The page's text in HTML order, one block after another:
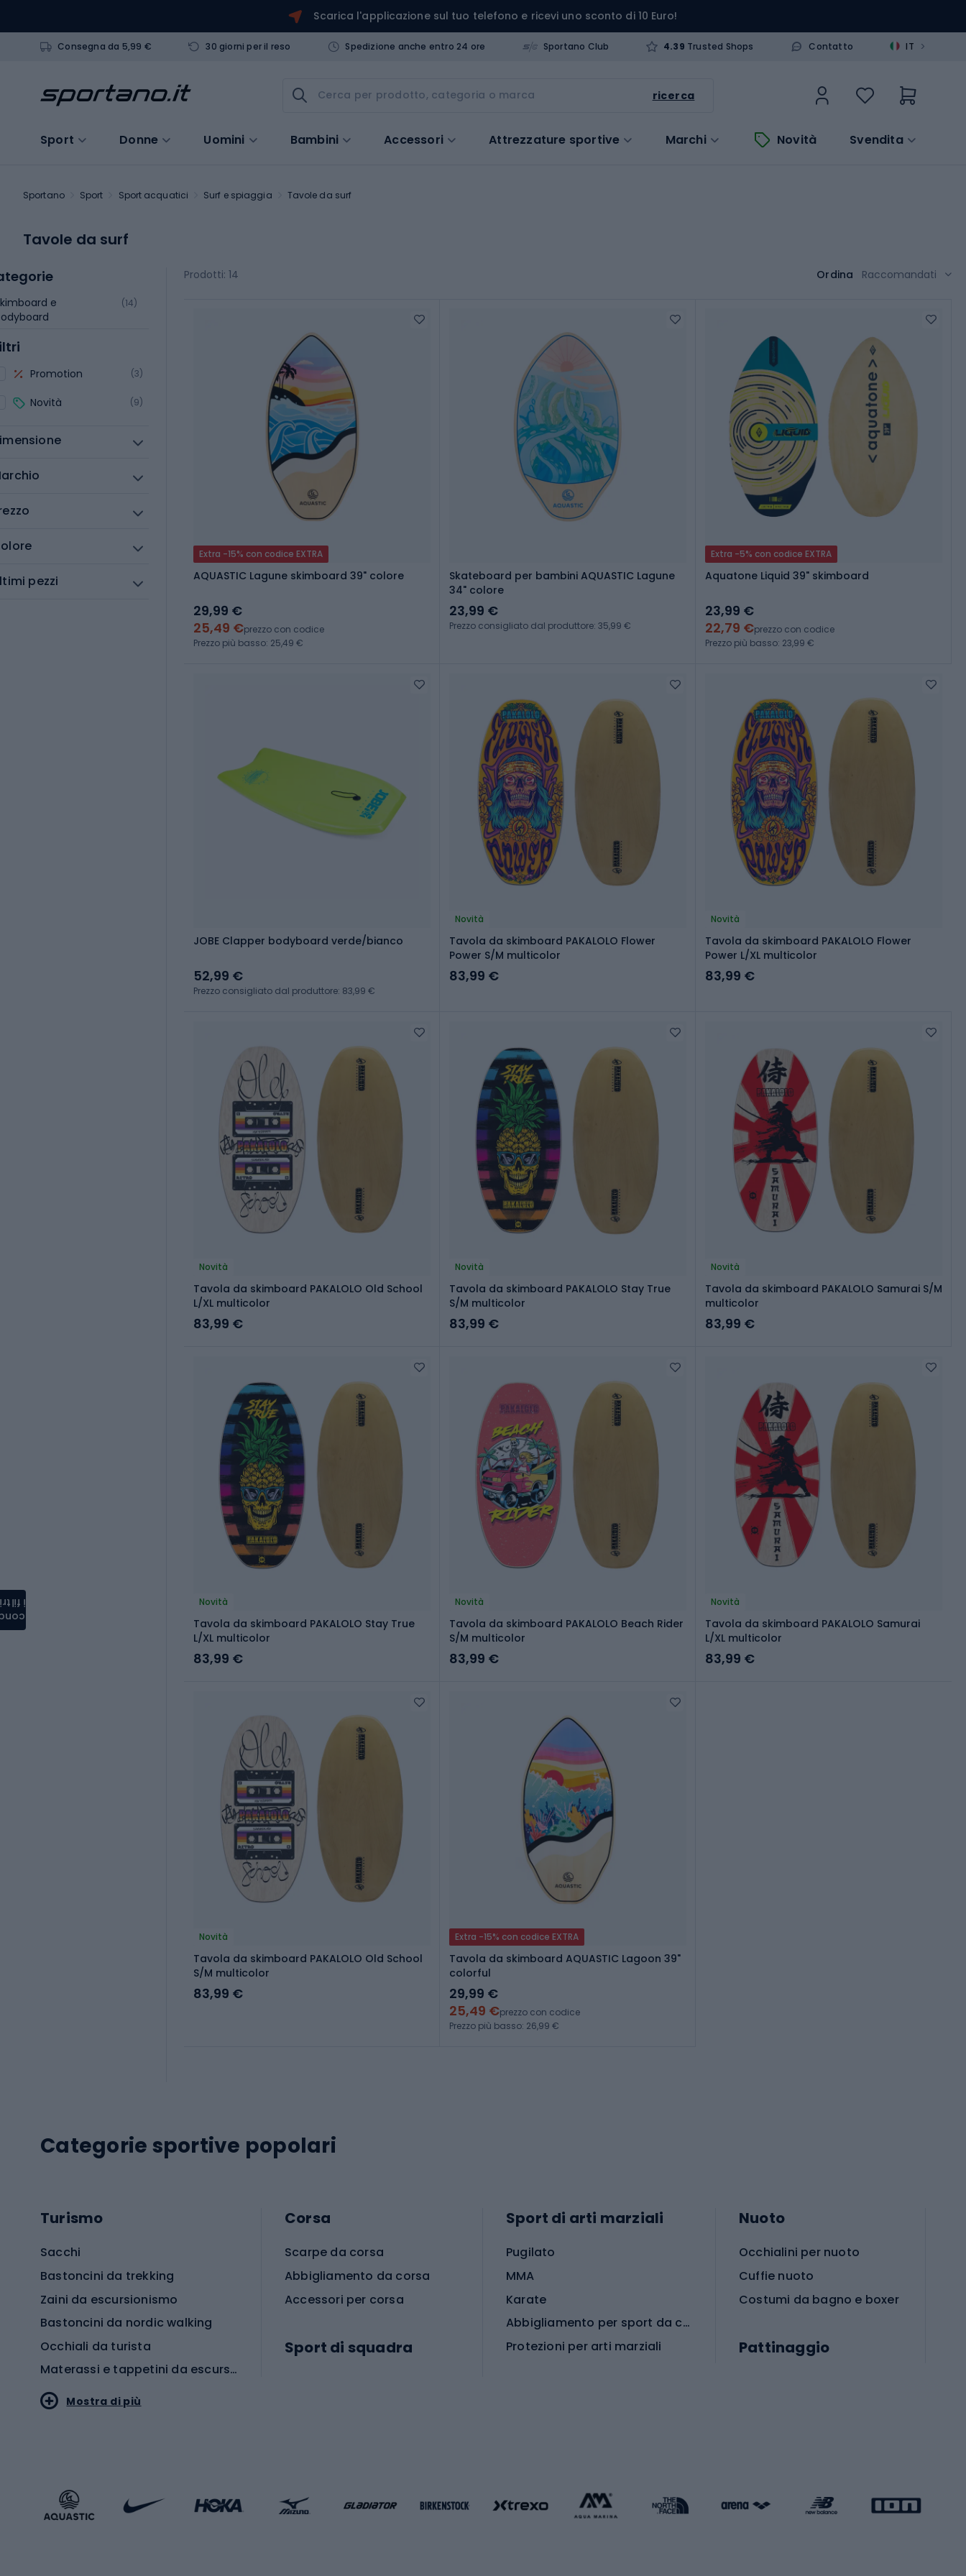
Scarica l'applicazione sul tuo telefono e ricevi uno sconto di 10 Euro!
Consegna da 5,99 € 30 giorni per il reso Spedizione anche entro 24 ore Sportano Club 4.39 Trusted Shops Contatto IT >
ricerca
Sport Donne Uomini Bambini Accessori Attrezzature sportive Marchi Novità Svendita
Sportano Sport Sport acquatici Surf e spiaggia Tavole da surf
Tavole da surf
e
(14)
Promotion (3)
Novità (9)
pezzi
Prodotti: 14 Ordina Raccomandati
Extra -15% con codice EXTRA
AQUASTIC Lagune skimboard 39" colore
29,99 €
25,49 €prezzo con codice
Prezzo più basso: 25,49 €
Skateboard per bambini AQUASTIC Lagune
34" colore
23,99 €
Prezzo consigliato dal produttore: 35,99 €
Extra -5% con codice EXTRA
Aquatone Liquid 39" skimboard
23,99 €
22,79 €prezzo con codice
Prezzo più basso: 23,99 €
JOBE Clapper bodyboard verde/bianco
52,99 €
Prezzo consigliato dal produttore: 83,99 €
Novità
Tavola da skimboard PAKALOLO Flower
Power S/M multicolor
83,99 €
Novità
Tavola da skimboard PAKALOLO Flower
Power L/XL multicolor
83,99 €
Novità
Tavola da skimboard PAKALOLO Old School
L/XL multicolor
83,99 €
Novità
Tavola da skimboard PAKALOLO Stay True
S/M multicolor
83,99 €
Novità
Tavola da skimboard PAKALOLO Samurai S/M
multicolor
83,99 €
Novità
Tavola da skimboard PAKALOLO Stay True
L/XL multicolor
83,99 €
Novità
Tavola da skimboard PAKALOLO Beach Rider
S/M multicolor
83,99 €
Novità
Tavola da skimboard PAKALOLO Samurai
L/XL multicolor
83,99 €
Novità
Tavola da skimboard PAKALOLO Old School
S/M multicolor
83,99 €
Extra -15% con codice EXTRA
Tavola da skimboard AQUASTIC Lagoon 39"
colorful
29,99 €
25,49 €prezzo con codice
Prezzo più basso: 26,99 €
i filtri
Categorie sportive popolari
Turismo
Sacchi
Bastoncini da trekking
Zaini da escursionismo
Bastoncini da nordic walking
Occhiali da turista
Materassi e tappetini da escursionismo
Accessori Sportstyle
Corsa
Scarpe da corsa
Abbigliamento da corsa
Accessori per corsa
Sport di squadra
Abbigliamento da basket
Sport di arti marziali
Pugilato
MMA
Karate
Abbigliamento per sport da combattimento
Protezioni per arti marziali
Yoga
Abbigliamento fitness
Nuoto
Occhialini per nuoto
Cuffie nuoto
Costumi da bagno e boxer
Pattinaggio
Caschi da pattinaggio
Mostra di più